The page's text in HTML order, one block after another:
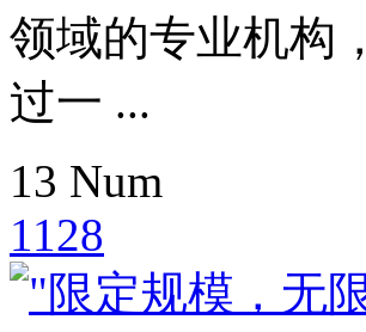
领域的专业机构
过一 ...
13 Num
1128